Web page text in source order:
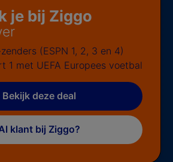
je bij Ziggo
(ESPN 1, 2, 3 en 4)
1 met UEFA Europees voetbal
Bekijk deze deal
klant bij Ziggo?